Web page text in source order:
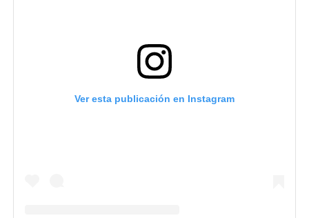
Ver esta publicación en Instagram